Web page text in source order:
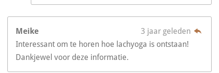
Meike
3 jaar geleden
Interessant om te horen hoe lachyoga is ontstaan!
Dankjewel voor deze informatie.